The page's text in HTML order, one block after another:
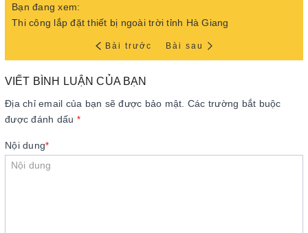
Bạn đang xem:
Thi công lắp đặt thiết bị ngoài trời tỉnh Hà Giang
Bài trước Bài sau
VIẾT BÌNH LUẬN CỦA BẠN
Địa chỉ email của bạn sẽ được bảo mật. Các trường bắt buộc
được đánh dấu *
Nội dung*